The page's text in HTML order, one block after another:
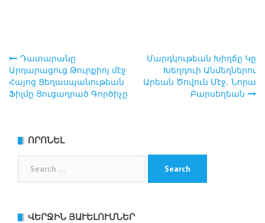
Post
navigation
Դատարանը
Արդարացուց Թուրքիոյ մէջ
Հայոց Ցեղասպանութեան
Ֆիլմը Ցուցադրած Գործիչը
Մարդկութեան Խիղճը Կը
Խեղդուի Անմեղներու
Արեան Ծովուն Մէջ․ Նորա
Բարսեղեան
ՈՐՈՆԵԼ
ՎԵՐՋԻՆ ՅԱՒԵԼՈՒՄՆԵՐ